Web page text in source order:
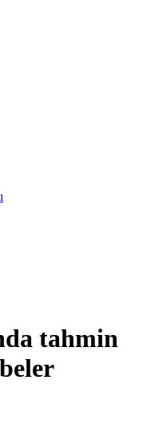
tahmin